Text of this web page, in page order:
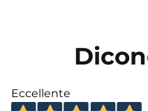
Eccellente